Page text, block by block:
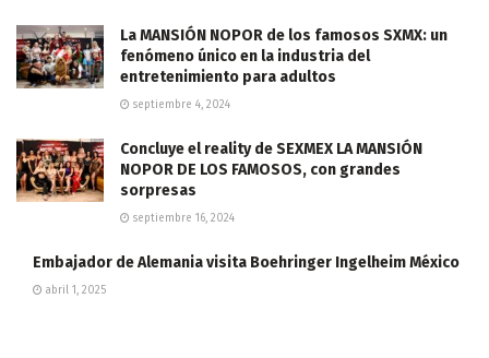
La MANSIÓN NOPOR de los famosos SXMX: un
fenómeno único en la industria del
entretenimiento para adultos
septiembre 4, 2024
Concluye el reality de SEXMEX LA MANSIÓN
NOPOR DE LOS FAMOSOS, con grandes
sorpresas
septiembre 16, 2024
Embajador de Alemania visita Boehringer Ingelheim México
abril 1, 2025